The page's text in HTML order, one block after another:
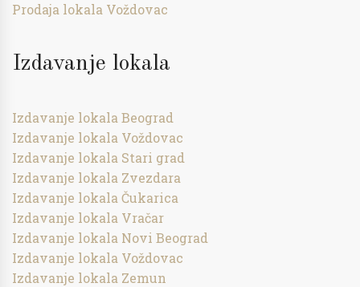
Prodaja lokala Voždovac
Izdavanje lokala
Izdavanje lokala Beograd
Izdavanje lokala Voždovac
Izdavanje lokala Stari grad
Izdavanje lokala Zvezdara
Izdavanje lokala Čukarica
Izdavanje lokala Vračar
Izdavanje lokala Novi Beograd
Izdavanje lokala Voždovac
Izdavanje lokala Zemun